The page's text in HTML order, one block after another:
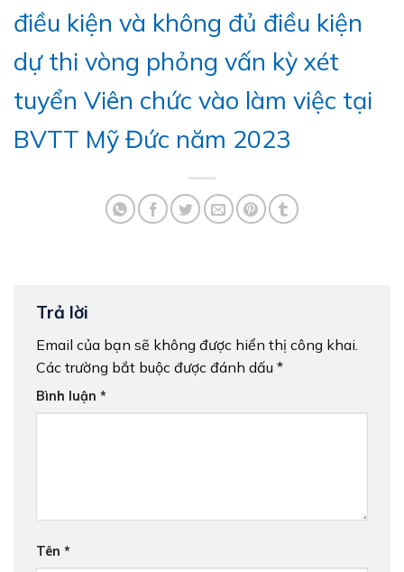
điều kiện và không đủ điều kiện
dự thi vòng phỏng vấn kỳ xét
tuyển Viên chức vào làm việc tại
BVTT Mỹ Đức năm 2023
Trả lời
Email của bạn sẽ không được hiển thị công khai.
Các trường bắt buộc được đánh dấu *
Bình luận *
Tên *